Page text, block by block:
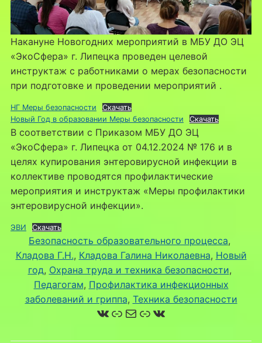
Накануне Новогодних мероприятий в МБУ ДО ЭЦ
«ЭкоСфера» г. Липецка проведен целевой
инструктаж с работниками о мерах безопасности
при подготовке и проведении мероприятий .
НГ Меры безопасности
Скачать
Новый Год в образовании Меры безопасности
Скачать
В соответствии с Приказом МБУ ДО ЭЦ
«ЭкоСфера» г. Липецка от 04.12.2024 № 176 и в
целях купирования энтеровирусной инфекции в
коллективе проводятся профилактические
мероприятия и инструктаж «Меры профилактики
энтеровирусной инфекции».
ЭВИ Скачать
Безопасность образовательного процесса
Кладова Г.Н., Кладова Галина Николаевна, Новый
год, Охрана труда и техника безопасности
Педагогам, Профилактика инфекционных
заболеваний и гриппа, Техника безопасности
ВКонтакте
Ссылка
Почта
Ссылка
ВКонтакте